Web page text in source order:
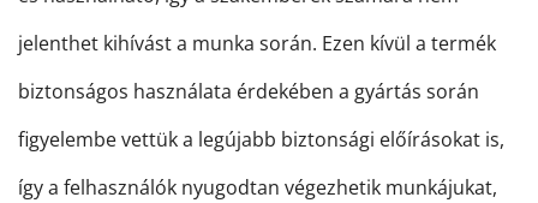
jelenthet kihívást a munka során. Ezen kívül a termék
biztonságos használata érdekében a gyártás során
figyelembe vettük a legújabb biztonsági előírásokat is,
így a felhasználók nyugodtan végezhetik munkájukat,